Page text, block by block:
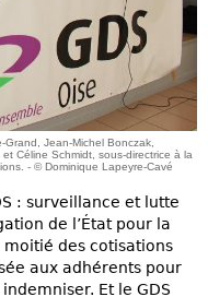
Jean-Michel Bonczak,
Céline Schmidt, sous-directrice à la
- © Dominique Lapeyre-Cavé
: surveillance et lutte
de l’État pour la
des cotisations
aux adhérents pour
Et le GDS